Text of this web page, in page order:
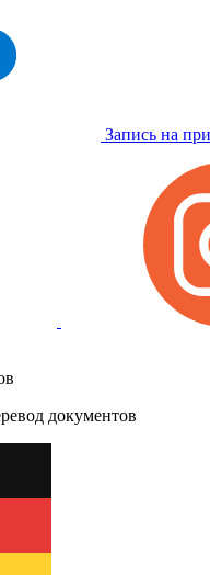
Запись на
документов